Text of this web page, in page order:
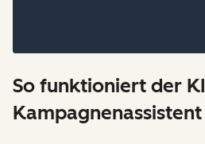
So funktioniert der KI
Kampagnenassistent